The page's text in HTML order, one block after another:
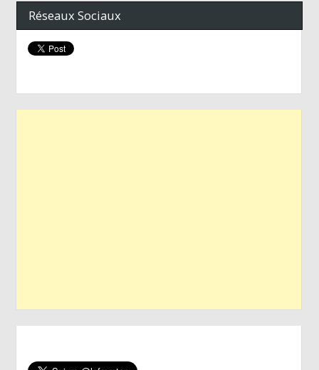
Réseaux Sociaux